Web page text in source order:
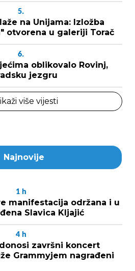
5.
na Unijama: Izložba
otvorena u galeriji Torač
6.
oblikovalo Rovinj,
jezgru
više vijesti
Najnovije
1 h
manifestacija održana i u
Slavica Kljajić
4 h
završni koncert
Grammyjem nagrađeni